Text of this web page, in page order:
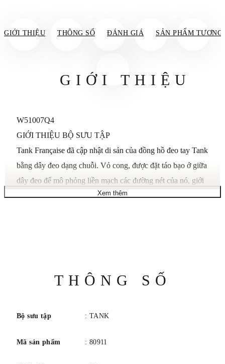
GIỚI THIỆU THÔNG SỐ ĐÁNH GIÁ SẢN PHẨM TƯƠNG
GIỚI THIỆU
W51007Q4
GIỚI THIỆU BỘ SƯU TẬP
Tank Française đã cập nhật di sản của đồng hồ đeo tay Tank
bằng dây đeo dạng chuỗi. Vỏ cong, được đặt táo bạo ở giữa
dây đeo để mô phỏng liền mạch các đường nét của nó, giới
thiệu dòng Tank mới có cùng thẩm mỹ thiết kế hiện đại.
cabochon Spinel tổng hợp, mặt số hạt bạc, kim hình thanh
kiếm bằng thép xanh, mặt kính sapphire, vòng đeo tay bằng
Kích thước vỏ: 25,35 mm x 20,3 mm, độ dày: 5,94 mm.
Xem thêm
THÔNG SỐ
Bộ sưu tập : TANK
Mã sản phẩm : 80911